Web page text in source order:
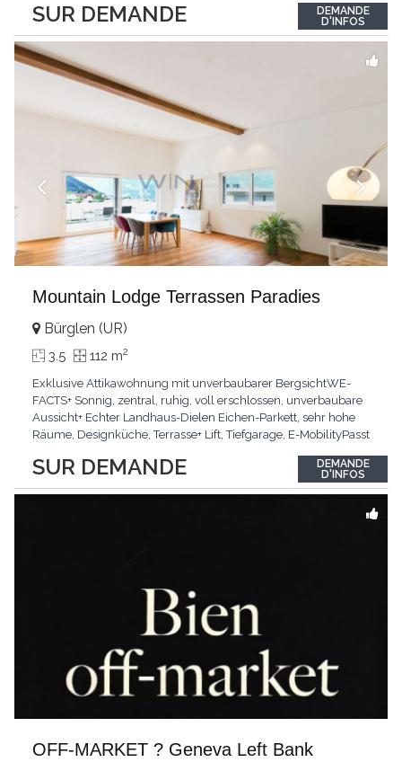
SUR DEMANDE
Wintergarten schaffen ein lichtdurchflutetes
Wunder.Interessiert? JETZT anrufen: +41 76 507 21 32
DEMANDE
D'INFOS
Mountain Lodge Terrassen Paradies
SUR DEMANDE
Bürglen (UR)
3.5 112 m2
Exklusive Attikawohnung mit unverbaubarer BergsichtWE-
FACTS+ Sonnig, zentral, ruhig, voll erschlossen, unverbaubare
Aussicht+ Echter Landhaus-Dielen Eichen-Parkett, sehr hohe
Räume, Designküche, Terrasse+ Lift, Tiefgarage, E-MobilityPasst
ArchitekturKLARTEXT: Grosszügig, sonnig und kompromisslos
hochwertig mit Logenplatz.Interessiert?...
DEMANDE
D'INFOS
OFF-MARKET ? Geneva Left Bank